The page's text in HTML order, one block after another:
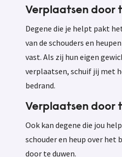
Verplaatsen door
Degene die je helpt pakt
van de schouders en
vast. Als zij hun eigen
verplaatsen, schuif jij met
bedrand.
Verplaatsen door
Ook kan degene die jou
schouder en heup over het
door te duwen.